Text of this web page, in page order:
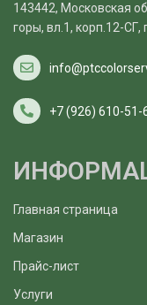
143442, Московская
горы, вл.1, корп.12-СГ,
+7 (926) 610-51-
Главная страница
Магазин
Прайс-лист
Услуги